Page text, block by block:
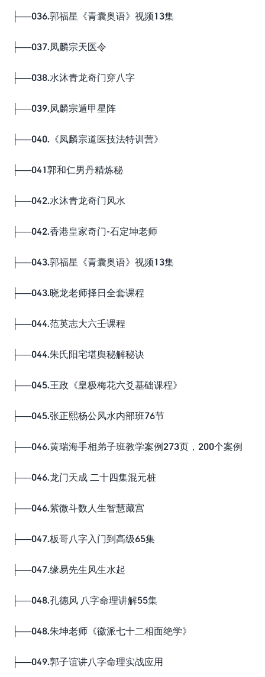
├──036.郭福星《青囊奥语》视频13集
├──037.凤麟宗天医令
├──038.水沐青龙奇门穿八字
├──039.凤麟宗遁甲星阵
├──040.《凤麟宗道医技法特训营》
├──041郭和仁男丹精炼秘
├──042.水沐青龙奇门风水
├──042.香港皇家奇门-石定坤老师
├──043.郭福星《青囊奥语》视频13集
├──043.晓龙老师择日全套课程
├──044.范英志大六壬课程
├──044.朱氏阳宅堪舆秘解秘诀
├──045.王政《皇极梅花六爻基础课程》
├──045.张正熙杨公风水内部班76节
├──046.黄瑞海手相弟子班教学案例273页，200个案例
├──046.龙门天成 二十四集混元桩
├──046.紫微斗数人生智慧藏宫
├──047.板哥八字入门到高级65集
├──047.缘易先生风生水起
├──048.孔德风 八字命理讲解55集
├──048.朱坤老师《徽派七十二相面绝学》
├──049.郭子谊讲八字命理实战应用